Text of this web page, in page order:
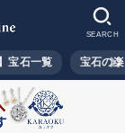
宝石一覧 宝石の
SEARCH